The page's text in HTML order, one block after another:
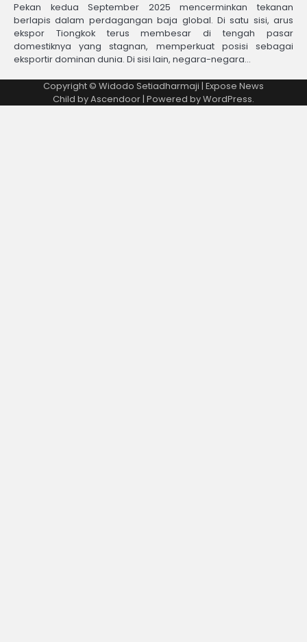
Pekan kedua September 2025 mencerminkan tekanan
berlapis dalam perdagangan baja global. Di satu sisi, arus
ekspor Tiongkok terus membesar di tengah pasar
domestiknya yang stagnan, memperkuat posisi sebagai
eksportir dominan dunia. Di sisi lain, negara-negara…
Copyright © Widodo Setiadharmaji | Expose News
Child byAscendoor| Powered byWordPress.